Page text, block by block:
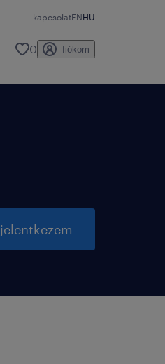
kapcsolatENHU
0 fiókom
jelentkezem